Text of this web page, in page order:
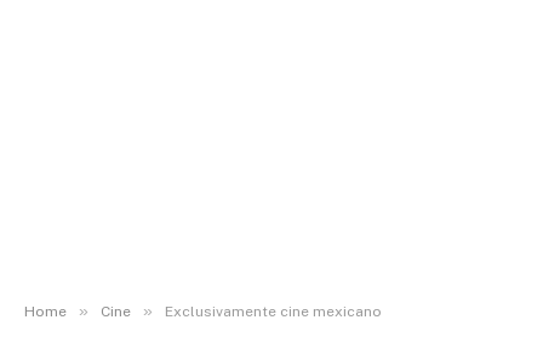
Home » Cine » Exclusivamente cine mexicano